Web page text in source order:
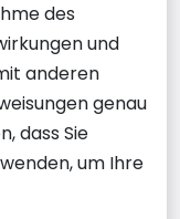
des
und
anderen
genau
dass Sie
um Ihre